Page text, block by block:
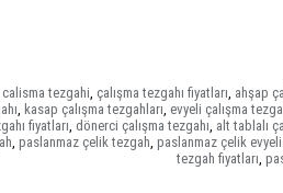
calisma tezgahi, çalışma tezgahı fiyatları, ahşap
, kasap çalışma tezgahları, evyeli çalışma
fiyatları, dönerci çalışma tezgahı, alt tablalı
, paslanmaz çelik tezgah, paslanmaz çelik
tezgah fiyatları,